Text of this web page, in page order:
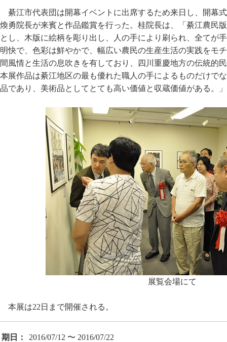
綦江市代表団は開幕イベントに出席するため来日し、開幕
煥勇院長が来賓と作品鑑賞を行った。桂院長は、「綦江農民
とし、木版に絵柄を彫り出し、人の手により刷られ、全てが
明快で、色彩は鮮やかで、幅広い農民の生産生活の実践をモ
間風情と生活の息吹きを有しており、四川重慶地方の伝統的
本展作品は綦江地区の最も優れた職人の手によるものだけで
品であり、美術品としてとても高い価値と収蔵価値がある。
展覧会場にて
本展は22日まで開催される。
期日：
2016/07/12 〜 2016/07/22